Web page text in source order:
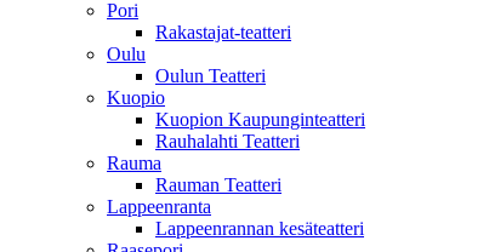
Pori
Rakastajat-teatteri
Oulu
Oulun Teatteri
Kuopio
Kuopion Kaupunginteatteri
Rauhalahti Teatteri
Rauma
Rauman Teatteri
Lappeenranta
Lappeenrannan kesäteatteri